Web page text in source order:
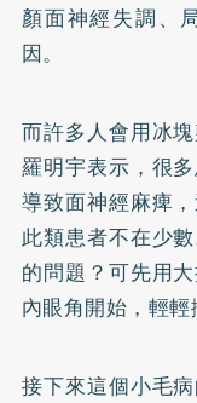
顏面神經失調、
因。
而許多人會用冰
羅明宇表示，很
導致面神經麻痺
此類患者不在少
的問題？可先用
內眼角開始，輕輕
接下來這個小毛